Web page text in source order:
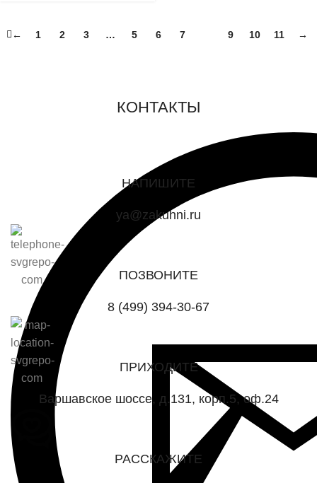
← 1 2 3 … 5 6 7 9 10 11 →
КОНТАКТЫ
НАПИШИТЕ
ya@zakuhni.ru
ПОЗВОНИТЕ
8 (499) 394-30-67
ПРИХОДИТЕ
Варшавское шоссе, д.131, корп.5, оф.24
РАССКАЖИТЕ